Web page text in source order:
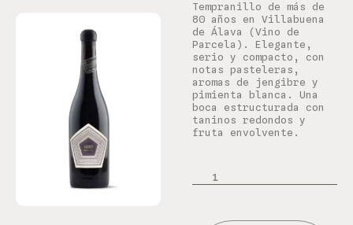
Tempranillo de más de
80 años en Villabuena
de Álava (Vino de
Parcela). Elegante,
serio y compacto, con
notas pasteleras,
aromas de jengibre y
pimienta blanca. Una
boca estructurada con
taninos redondos y
fruta envolvente.